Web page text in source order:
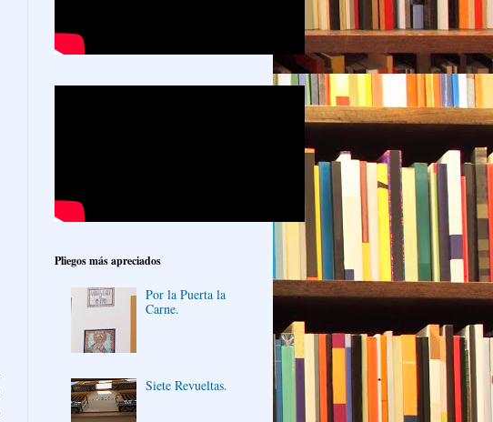
Pliegos más apreciados
Por la Puerta la
Carne.
Siete Revueltas.